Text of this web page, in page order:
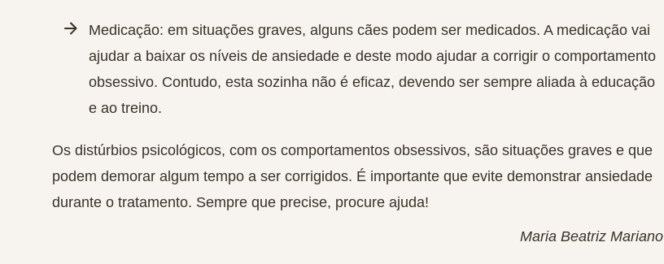
Medicação: em situações graves, alguns cães podem ser medicados. A medicação vai
ajudar a baixar os níveis de ansiedade e deste modo ajudar a corrigir o comportamento
obsessivo. Contudo, esta sozinha não é eficaz, devendo ser sempre aliada à educação
e ao treino.
Os distúrbios psicológicos, com os comportamentos obsessivos, são situações graves e que
podem demorar algum tempo a ser corrigidos. É importante que evite demonstrar ansiedade
durante o tratamento. Sempre que precise, procure ajuda!
Maria Beatriz Mariano